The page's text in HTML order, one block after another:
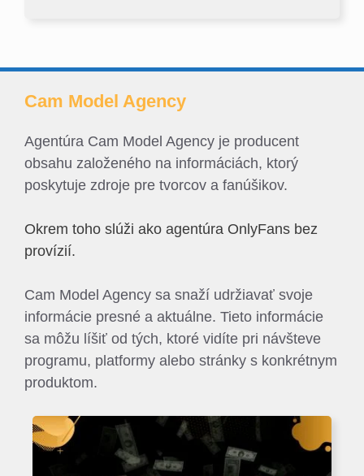
Cam Model Agency
Agentúra Cam Model Agency je producent
obsahu založeného na informáciách, ktorý
poskytuje zdroje pre tvorcov a fanúšikov.
Okrem toho slúži ako agentúra OnlyFans bez
provízií.
Cam Model Agency sa snaží udržiavať svoje
informácie presné a aktuálne. Tieto informácie
sa môžu líšiť od tých, ktoré vidíte pri návšteve
programu, platformy alebo stránky s konkrétnym
produktom.